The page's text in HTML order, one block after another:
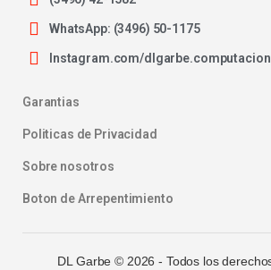
WhatsApp: (3496) 50-1175
Instagram.com/dlgarbe.computacion
Garantias
Politicas de Privacidad
Sobre nosotros
Boton de Arrepentimiento
DL Garbe © 2026 - Todos los